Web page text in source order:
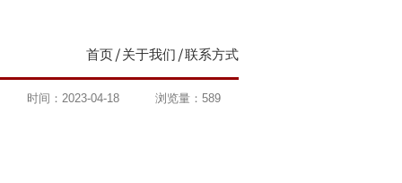
首页 关于我们 联系方式
时间：2023-04-18 浏览量： 589